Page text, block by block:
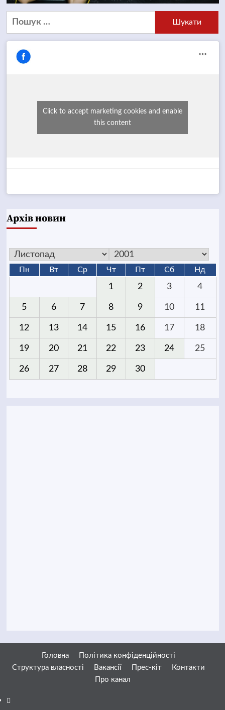
Пошук:
Click to accept marketing cookies and enable
this content
Архів новин
Пн Вт Ср Чт Пт Сб Нд
1 2 3 4
5 6 7 8 9 10 11
12 13 14 15 16 17 18
19 20 21 22 23 24 25
26 27 28 29 30
Головна
Політика конфіденційності
Структура власності
Вакансії Прес-кіт
Контакти
Про канал
Facebook